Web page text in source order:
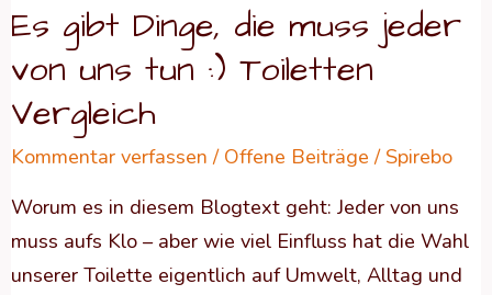
Es gibt Dinge, die muss jeder
von uns tun :) Toiletten
Vergleich
Kommentar verfassen / Offene Beiträge / Spirebo
Worum es in diesem Blogtext geht: Jeder von uns
muss aufs Klo – aber wie viel Einfluss hat die Wahl
unserer Toilette eigentlich auf Umwelt, Alltag und
Toiletten
Vergleich